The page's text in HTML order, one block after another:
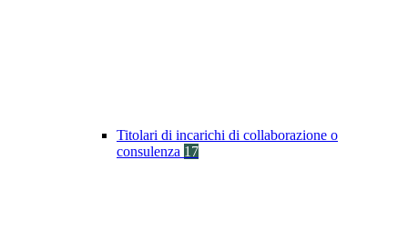
Titolari di incarichi di collaborazione o
consulenza 17